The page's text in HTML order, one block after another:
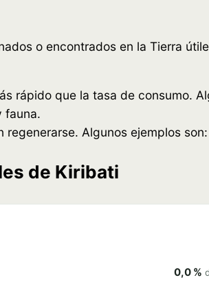
o encontrados en la Tierra
rápido que la tasa de consumo.
fauna.
Algunos ejemplos
de Kiribati
0,0 %